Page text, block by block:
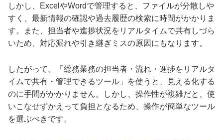
しかし、ExcelやWordで管理すると、ファイルが分散しや
すく、最新情報の確認や過去履歴の検索に時間がかかりま
す。また、担当者や進捗状況をリアルタイムで共有しづら
いため、対応漏れや引き継ぎミスの原因にもなります。
したがって、「総務業務の担当者・流れ・進捗をリアルタ
イムで共有・管理できるツール」を使うと、見える化する
のに手間がかかりません。しかし、操作性が複雑だと、使
いこなせずかえって負担となるため、操作が簡単なツール
を選ぶべきです。